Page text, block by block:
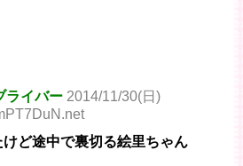
ライバー 2014/11/30(日)
ど途中で裏切る絵里ちゃん